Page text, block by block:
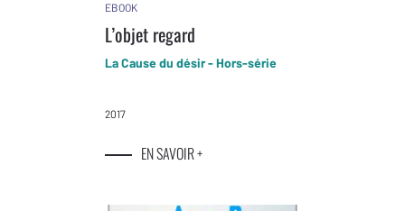
EBOOK
L’objet regard
La Cause du désir - Hors-série
2017
EN SAVOIR +